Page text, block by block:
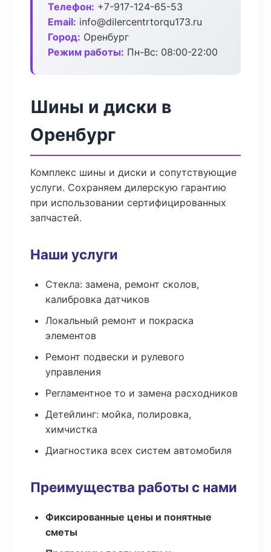
Телефон: +7-917-124-65-53
Email: info@dilercentrtorqu173.ru
Город: Оренбург
Режим работы: Пн-Вс: 08:00-22:00
Шины и диски в
Оренбург
Комплекс шины и диски и сопутствующие
услуги. Сохраняем дилерскую гарантию
при использовании сертифицированных
запчастей.
Наши услуги
Стекла: замена, ремонт сколов,
калибровка датчиков
Локальный ремонт и покраска
элементов
Ремонт подвески и рулевого
управления
Регламентное то и замена расходников
Детейлинг: мойка, полировка,
химчистка
Диагностика всех систем автомобиля
Преимущества работы с нами
Фиксированные цены и понятные
сметы